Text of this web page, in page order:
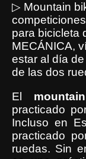
▷ Mountain
para bicicleta
MECÁNICA,
estar al día
de las dos
El
practicado
Incluso en
practicado
ruedas. Sin